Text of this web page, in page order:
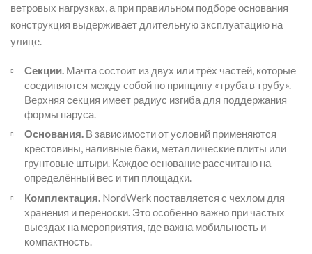
ветровых нагрузках, а при правильном подборе основания
конструкция выдерживает длительную эксплуатацию на
улице.
Секции. Мачта состоит из двух или трёх частей, которые
соединяются между собой по принципу «труба в трубу».
Верхняя секция имеет радиус изгиба для поддержания
формы паруса.
Основания. В зависимости от условий применяются
крестовины, наливные баки, металлические плиты или
грунтовые штыри. Каждое основание рассчитано на
определённый вес и тип площадки.
Комплектация. NordWerk поставляется с чехлом для
хранения и переноски. Это особенно важно при частых
выездах на мероприятия, где важна мобильность и
компактность.